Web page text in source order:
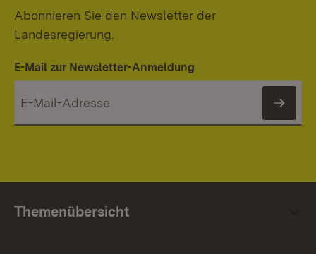
Abonnieren Sie den Newsletter der
Landesregierung.
E-Mail zur Newsletter-Anmeldung
Themenübersicht